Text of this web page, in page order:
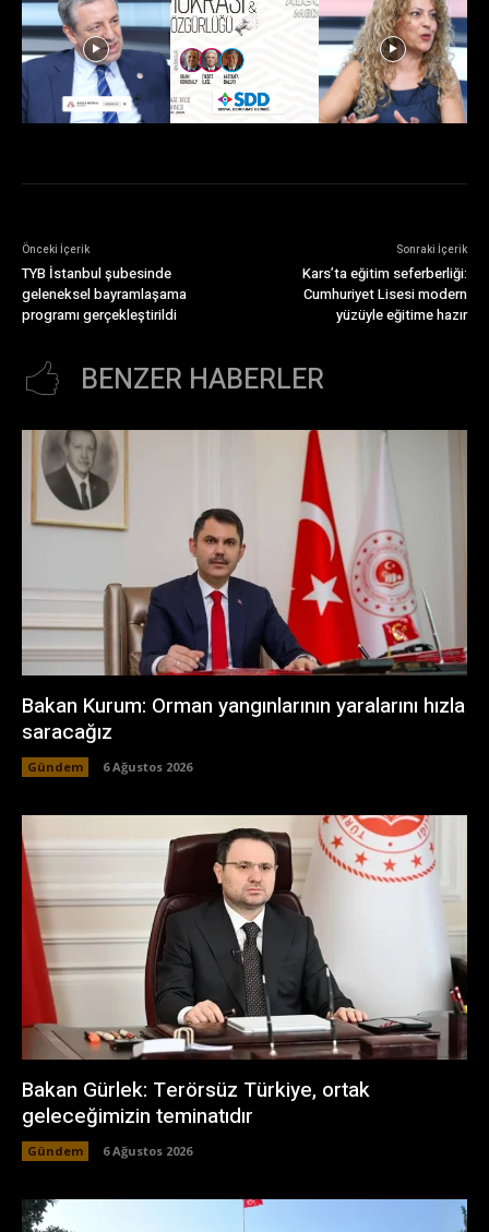
Önceki İçerik
TYB İstanbul şubesinde
geleneksel bayramlaşama
programı gerçekleştirildi
Sonraki İçerik
Kars’ta eğitim seferberliği:
Cumhuriyet Lisesi modern
yüzüyle eğitime hazır
BENZER HABERLER
Bakan Kurum: Orman yangınlarının yaralarını hızla
saracağız
Gündem 6 Ağustos 2026
Bakan Gürlek: Terörsüz Türkiye, ortak
geleceğimizin teminatıdır
Gündem 6 Ağustos 2026